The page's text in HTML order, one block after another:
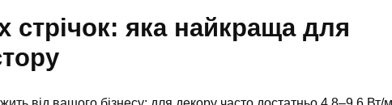
стрічок: яка найкраща для